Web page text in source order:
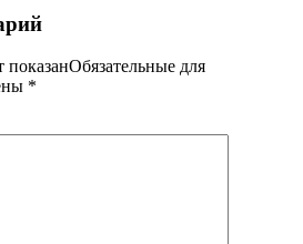
для
*